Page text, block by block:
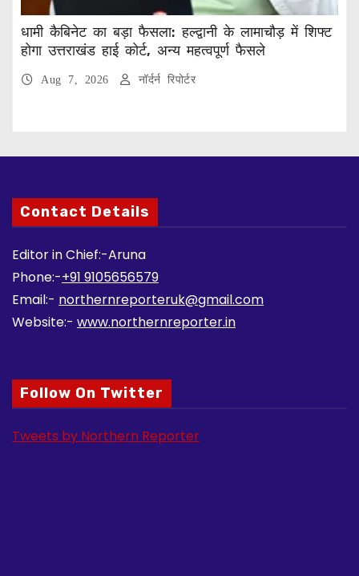
धामी कैबिनेट का बड़ा फैसला: हल्द्वानी के लामाचौड़ में शिफ्ट
होगा उत्तराखंड हाई कोर्ट, अन्य महत्वपूर्ण फैसले
Aug 7, 2026 नॉर्दर्न रिपोर्टर
Contact Details
Editor in Chief:-Aruna
Phone:-+91 9105656579
Email:- northernreporteruk@gmail.com
Website:- www.northernreporter.in
Follow On Twitter
Tweets by Northern Reporter